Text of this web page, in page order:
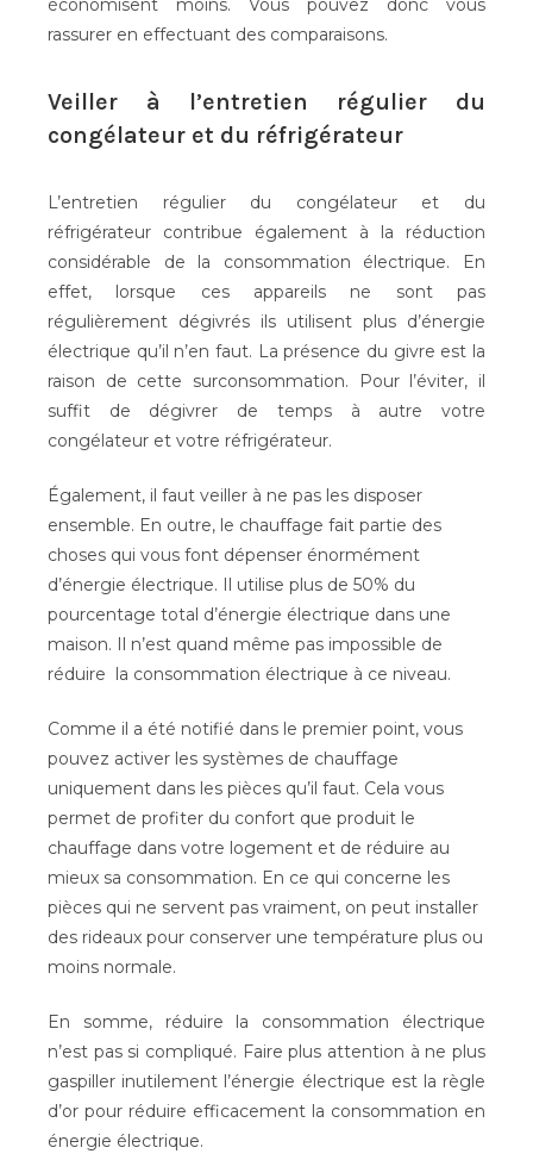
économisent moins. Vous pouvez donc vous
rassurer en effectuant des comparaisons.
Veiller à l’entretien régulier du
congélateur et du réfrigérateur
L’entretien régulier du congélateur et du
réfrigérateur contribue également à la réduction
considérable de la consommation électrique. En
effet, lorsque ces appareils ne sont pas
régulièrement dégivrés ils utilisent plus d’énergie
électrique qu’il n’en faut. La présence du givre est la
raison de cette surconsommation. Pour l’éviter, il
suffit de dégivrer de temps à autre votre
congélateur et votre réfrigérateur.
Également, il faut veiller à ne pas les disposer
ensemble. En outre, le chauffage fait partie des
choses qui vous font dépenser énormément
d’énergie électrique. Il utilise plus de 50% du
pourcentage total d’énergie électrique dans une
maison. Il n’est quand même pas impossible de
réduire la consommation électrique à ce niveau.
Comme il a été notifié dans le premier point, vous
pouvez activer les systèmes de chauffage
uniquement dans les pièces qu’il faut. Cela vous
permet de profiter du confort que produit le
chauffage dans votre logement et de réduire au
mieux sa consommation. En ce qui concerne les
pièces qui ne servent pas vraiment, on peut installer
des rideaux pour conserver une température plus ou
moins normale.
En somme, réduire la consommation électrique
n’est pas si compliqué. Faire plus attention à ne plus
gaspiller inutilement l’énergie électrique est la règle
d’or pour réduire efficacement la consommation en
énergie électrique.